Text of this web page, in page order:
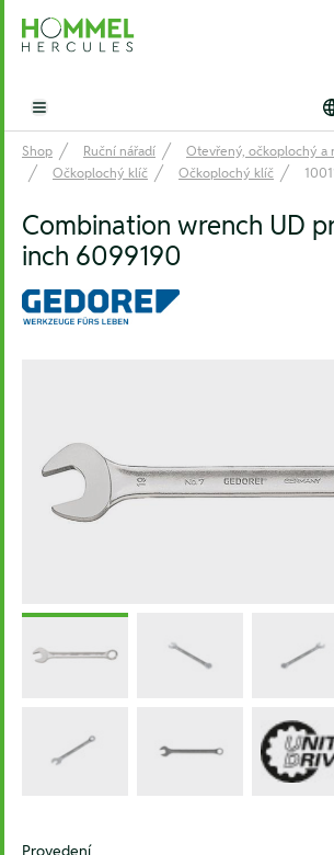
Hommel Hercules
Open main menu
Shop Ruční nářadí
Otevřený, očkoplochý a
Očkoplochý klíč
Očkoplochý klíč
Combination wrench UD
inch 6099190
Provedení